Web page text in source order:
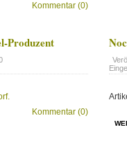
Kommentar (0)
Produzent
Kommentar (0)